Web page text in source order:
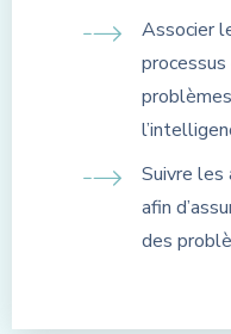
Associer
Suivre
afin
des